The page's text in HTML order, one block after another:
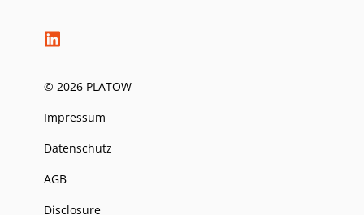
© 2026 PLATOW
Impressum
Datenschutz
AGB
Disclosure